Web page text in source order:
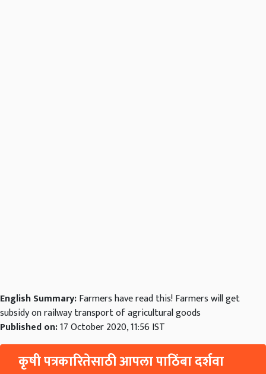
English Summary:Farmers have read this! Farmers will get
subsidy on railway transport of agricultural goods
Published on:17 October 2020, 11:56 IST
कृषी पत्रकारितेसाठी आपला पाठिंबा दर्शवा